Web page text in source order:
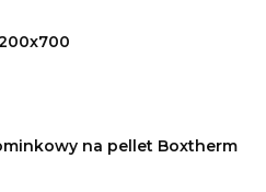
na pellet Boxtherm